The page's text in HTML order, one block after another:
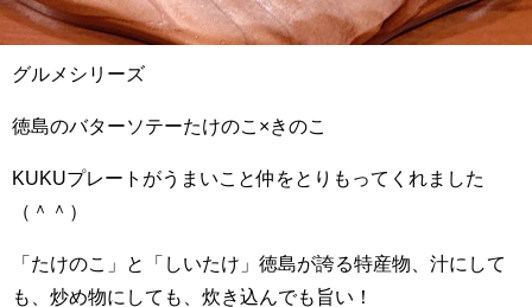
グルメシリーズ
徳島のバターソテーたけのこ×きのこ
KUKUプレートがうまいこと仲をとりもってくれました️
（＾＾）
「たけのこ」と「しいたけ」徳島が誇る特産物、汁にして
も、炒め物にしても、炊き込んでも旨い！